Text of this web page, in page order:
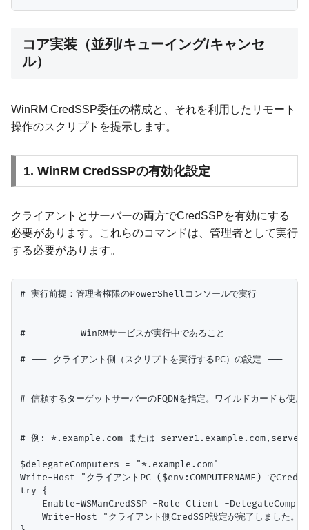
コア実装（並列/キューイング/キャンセ
ル）
WinRM CredSSP委任の構成と、それを利用したリモート
操作のスクリプトを提示します。
1. WinRM CredSSPの有効化設定
クライアントとサーバーの両方でCredSSPを有効にする
必要があります。これらのコマンドは、管理者として実行
する必要があります。
# 実行前提：管理者権限のPowerShellコンソールで実行
#          WinRMサービスが実行中であること
# --- クライアント側（スクリプトを実行するPC）の設定 ---
# 信頼するターゲットサーバーのFQDNを指定。ワイルドカードも使用
# 例: *.example.com または
$delegateComputers = "*.example.com"
Write-Host "クライアントPC ($env:COMPUTERNAME) で
try {
Enable-WSManCredSSP -Role Client -
Write-Host "クライアント側CredSSP設定が完了しました